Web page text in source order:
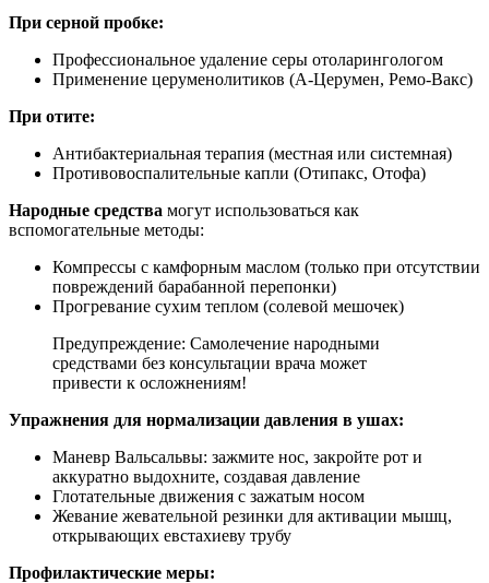
При серной пробке:
Профессиональное удаление серы отоларингологом
Применение церуменолитиков (А-Церумен, Ремо-Вакс)
При отите:
Антибактериальная терапия (местная или системная)
Противовоспалительные капли (Отипакс, Отофа)
Народные средства могут использоваться как
вспомогательные методы:
Компрессы с камфорным маслом (только при отсутствии
повреждений барабанной перепонки)
Прогревание сухим теплом (солевой мешочек)
Предупреждение: Самолечение народными
средствами без консультации врача может
привести к осложнениям!
Упражнения для нормализации давления в ушах:
Маневр Вальсальвы: зажмите нос, закройте рот и
аккуратно выдохните, создавая давление
Глотательные движения с зажатым носом
Жевание жевательной резинки для активации мышц,
открывающих евстахиеву трубу
Профилактические меры: